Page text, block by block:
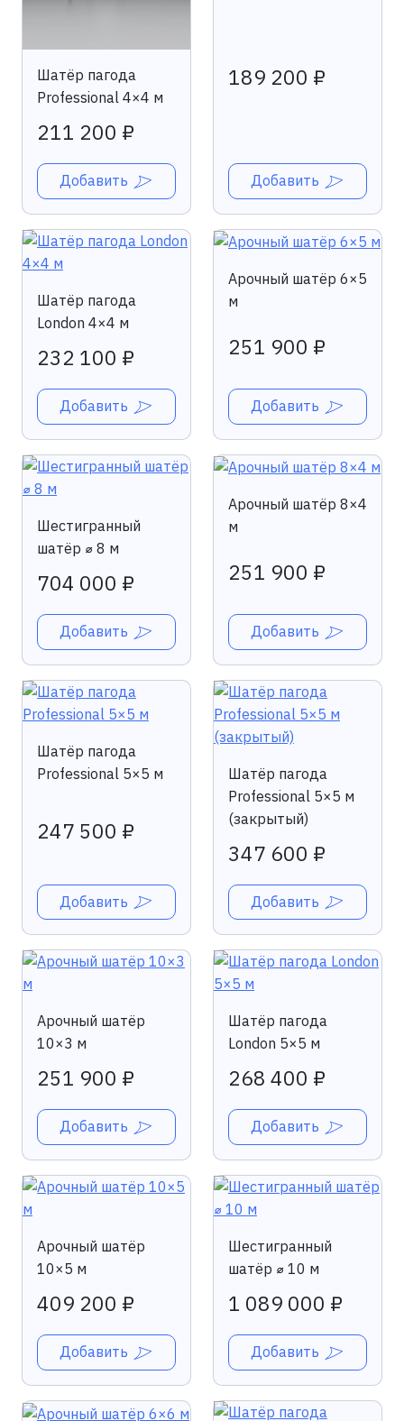
Шатёр пагода
Professional 4×4 м
211 200 ₽
Добавить
189 200 ₽
Добавить
Шатёр пагода
London 4×4 м
232 100 ₽
Добавить
Арочный шатёр 6×5
м
251 900 ₽
Добавить
Шестигранный
шатёр ⌀ 8 м
704 000 ₽
Добавить
Арочный шатёр 8×4
м
251 900 ₽
Добавить
Шатёр пагода
Professional 5×5 м
247 500 ₽
Добавить
Шатёр пагода
Professional 5×5 м
(закрытый)
347 600 ₽
Добавить
Арочный шатёр
10×3 м
251 900 ₽
Добавить
Шатёр пагода
London 5×5 м
268 400 ₽
Добавить
Арочный шатёр
10×5 м
409 200 ₽
Добавить
Шестигранный
шатёр ⌀ 10 м
1 089 000 ₽
Добавить